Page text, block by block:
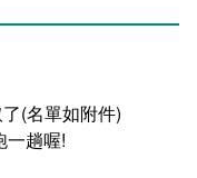
(名單如附件)
一趟喔!